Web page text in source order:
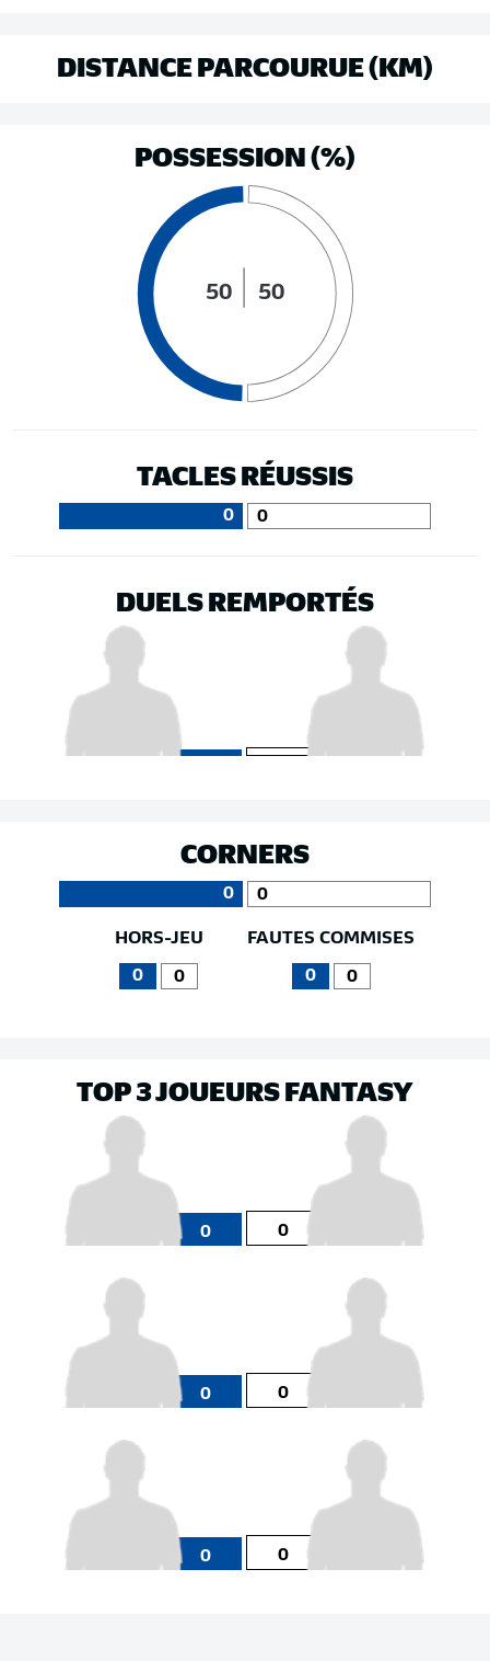
DISTANCE PARCOURUE (KM)
POSSESSION (%)
50 50
TACLES RÉUSSIS
0 0
DUELS REMPORTÉS
CORNERS
0 0
HORS-JEU
0 0
FAUTES COMMISES
0 0
TOP 3 JOUEURS FANTASY
0 0
0 0
0 0